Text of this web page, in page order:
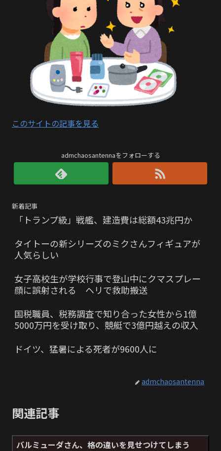
このサイトの記事を見る
admchaosantennaをフォローする
新着記事
「トランプ級」戦艦、建造費は総額43兆円か
タイトーの新シリーズのミクさんフィギュアが
人気らしい
女子高校生が学校行事で登山中にクマスプレー
顔に誤射される ヘリで救助搬送
国税職員、税務調査で知り合った女性から1億
5000万円を受け取り、競艇で3億円越えの収入
ドイツ、猛暑による死者が9600人に
admchaosantenna
関連記事
バルミューダさん、格の違いを見せつけてしまう